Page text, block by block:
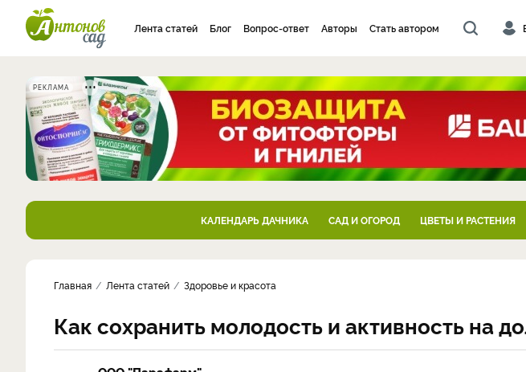
Лента статей Блог Вопрос-ответ Авторы Стать автором
РЕКЛАМА
КАЛЕНДАРЬ ДАЧНИКА САД И ОГОРОД ЦВЕТЫ И РАСТЕНИЯ
Главная Лента статей Здоровье и красота
Как сохранить молодость и активность на